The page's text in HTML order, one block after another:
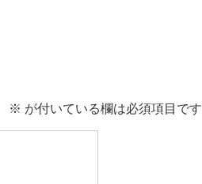
※ が付いている欄は必須項目です